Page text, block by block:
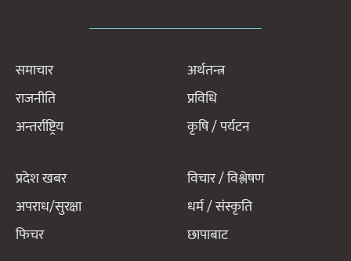
समाचार
राजनीति
अन्तर्राष्ट्रिय
अर्थतन्त्र
प्रविधि
कृषि / पर्यटन
प्रदेश खबर
अपराध/सुरक्षा
फिचर
विचार / विश्लेषण
धर्म / संस्कृति
छापाबाट